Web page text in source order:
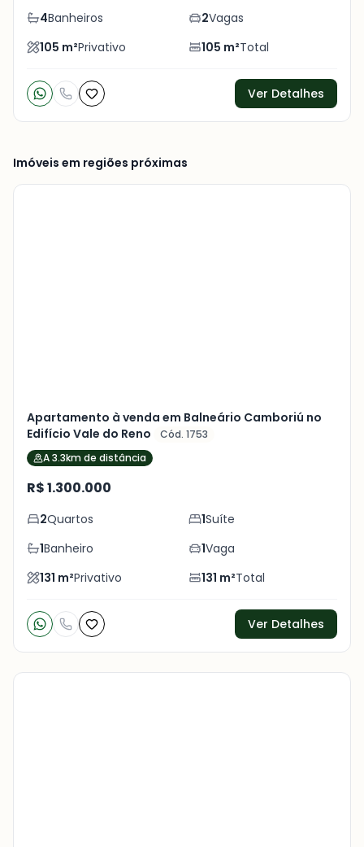
4Banheiros 2Vagas
105 m²Privativo 105 m²Total
Ver Detalhes
Imóveis em regiões próximas
Apartamento à venda em Balneário Camboriú no
Edifício Vale do Reno
Cód. 1753
A 3.3km de distância
R$ 1.300.000
2Quartos 1Suíte
1Banheiro 1Vaga
131 m²Privativo 131 m²Total
Ver Detalhes